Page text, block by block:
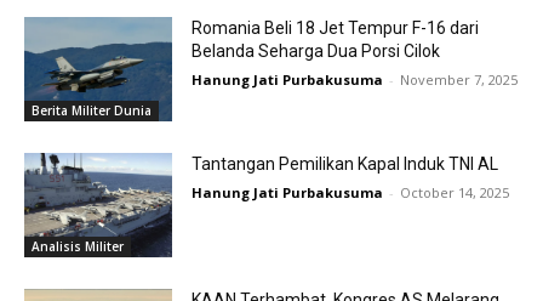
Berita Militer Dunia
Romania Beli 18 Jet Tempur F-16 dari
Belanda Seharga Dua Porsi Cilok
Hanung Jati Purbakusuma - November 7, 2025
Analisis Militer
Tantangan Pemilikan Kapal Induk TNI AL
Hanung Jati Purbakusuma - October 14, 2025